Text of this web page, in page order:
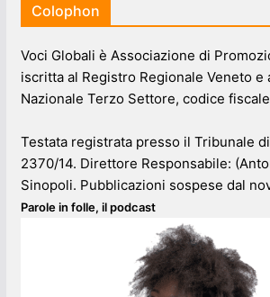
Colophon
Voci Globali è Associazione di
iscritta al Registro Regionale Veneto e
Nazionale Terzo Settore, codice
Testata registrata presso il Tribunale di
2370/14. Direttore Responsabile:
Sinopoli. Pubblicazioni sospese dal
Parole in folle, il podcast